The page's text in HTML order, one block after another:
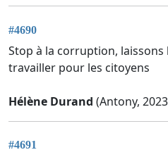
#4690
Stop à la corruption,
travailler pour les citoyens
Hélène Durand (Antony,
#4691